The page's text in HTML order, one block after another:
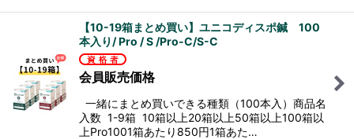
【10-19箱まとめ買い】ユニコディスポ鍼 100
本入り/ Pro / S /Pro-C/S-C
会員販売価格
一緒にまとめ買いできる種類（100本入）商品名
入数 1-9箱 10箱以上20箱以上50箱以上100箱以
上Pro1001箱あたり850円1箱あた…